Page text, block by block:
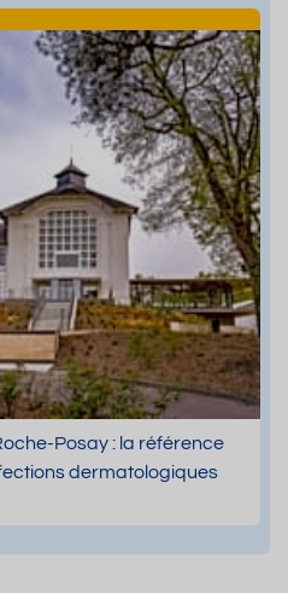
Posay : la référence
dermatologiques